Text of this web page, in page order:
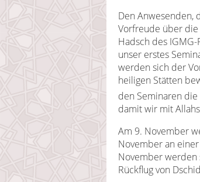
Den Anwesenden,
Vorfreude über die
Hadsch des
unser erstes
werden sich der
heiligen Stätten
den Seminaren
damit wir mit
Am 9. November
November an
November werden
Rückflug von